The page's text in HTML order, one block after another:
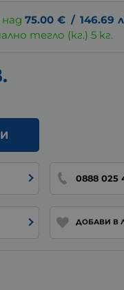
над75.00 € / 146.69
тегло (кг.) 5 кг.
0888 025
ДОБАВИ В